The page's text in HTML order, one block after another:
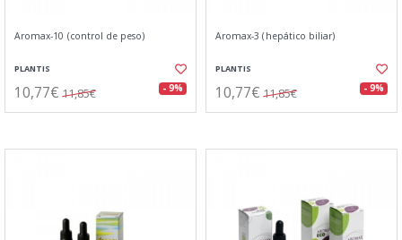
Aromax-10 (control de peso)
PLANTIS
10,77€ 11,85€ - 9%
Aromax-3 (hepático biliar)
PLANTIS
10,77€ 11,85€ - 9%